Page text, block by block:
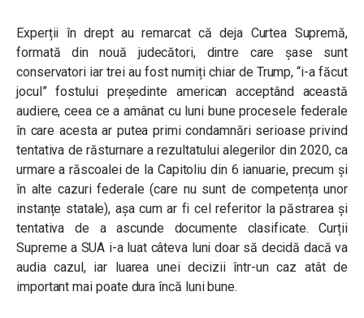
Experții în drept au remarcat că deja Curtea Supremă,
formată din nouă judecători, dintre care șase sunt
conservatori iar trei au fost numiți chiar de Trump, “i-a făcut
jocul” fostului președinte american acceptând această
audiere, ceea ce a amânat cu luni bune procesele federale
în care acesta ar putea primi condamnări serioase privind
tentativa de răsturnare a rezultatului alegerilor din 2020, ca
urmare a răscoalei de la Capitoliu din 6 ianuarie, precum și
în alte cazuri federale (care nu sunt de competența unor
instanțe statale), așa cum ar fi cel referitor la păstrarea și
tentativa de a ascunde documente clasificate. Curții
Supreme a SUA i-a luat câteva luni doar să decidă dacă va
audia cazul, iar luarea unei decizii într-un caz atât de
important mai poate dura încă luni bune.